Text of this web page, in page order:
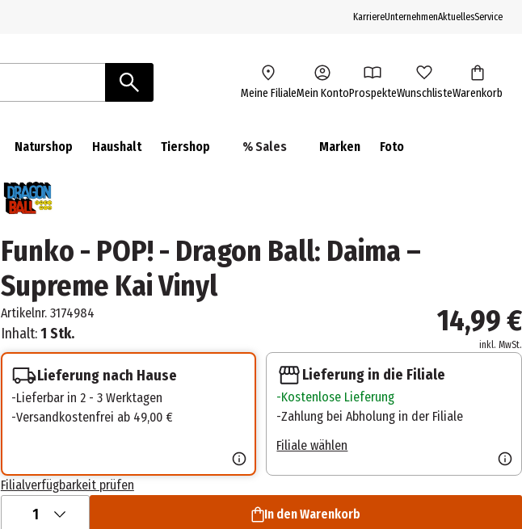
KarriereUnternehmenAktuellesService
Meine FilialeMein KontoProspekteWunschlisteWarenkorb
Naturshop Haushalt Tiershop % Sales Marken Foto
Funko - POP! - Dragon Ball: Daima –
Supreme Kai Vinyl
Artikelnr. 3174984
Inhalt:1 Stk. 14,99 €
inkl. MwSt.
Lieferung nach Hause
Lieferbar in 2 - 3 Werktagen
Versandkostenfrei ab 49,00 €
Lieferung in die Filiale
Kostenlose Lieferung
Zahlung bei Abholung in der Filiale
Filiale wählen
Filialverfügbarkeit prüfen
1 In den Warenkorb